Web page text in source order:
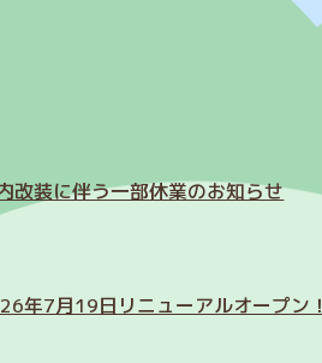
装に伴う一部休業のお知らせ
年7月19日リニューアルオープン！